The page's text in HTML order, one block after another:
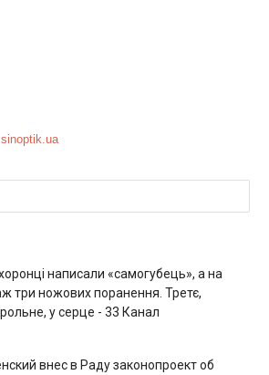
sinoptik.ua
написали «самогубець», а на
аж три ножових поранення. Третє,
у серце - 33 Канал
внес в Раду законопроект об